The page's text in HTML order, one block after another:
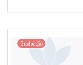
Graduação